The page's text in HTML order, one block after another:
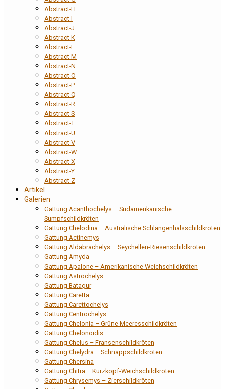
Abstract-H
Abstract-I
Abstract-J
Abstract-K
Abstract-L
Abstract-M
Abstract-N
Abstract-O
Abstract-P
Abstract-Q
Abstract-R
Abstract-S
Abstract-T
Abstract-U
Abstract-V
Abstract-W
Abstract-X
Abstract-Y
Abstract-Z
Artikel
Galerien
Gattung Acanthochelys – Südamerikanische
Sumpfschildkröten
Gattung Chelodina – Australische Schlangenhalsschildkröten
Gattung Actinemys
Gattung Aldabrachelys – Seychellen-Riesenschildkröten
Gattung Amyda
Gattung Apalone – Amerikanische Weichschildkröten
Gattung Astrochelys
Gattung Batagur
Gattung Caretta
Gattung Carettochelys
Gattung Centrochelys
Gattung Chelonia – Grüne Meeresschildkröten
Gattung Chelonoidis
Gattung Chelus – Fransenschildkröten
Gattung Chelydra – Schnappschildkröten
Gattung Chersina
Gattung Chitra – Kurzkopf-Weichschildkröten
Gattung Chrysemys – Zierschildkröten